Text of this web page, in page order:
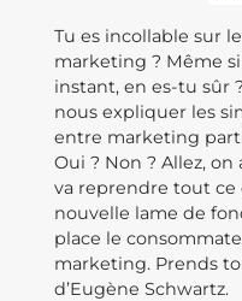
Tu es incollable sur
marketing ? Même
instant, en es-tu sûr
nous expliquer les
entre marketing
Oui ? Non ? Allez,
va reprendre tout ce
nouvelle lame de
place le
marketing. Prends
d’Eugène Schwartz.